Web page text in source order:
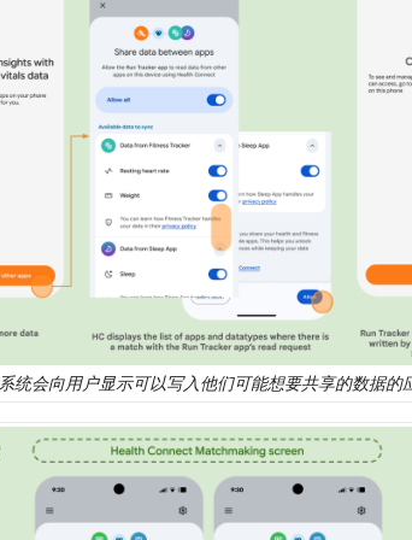
系统会向用户显示可以写入他们可能想要共享的数据的